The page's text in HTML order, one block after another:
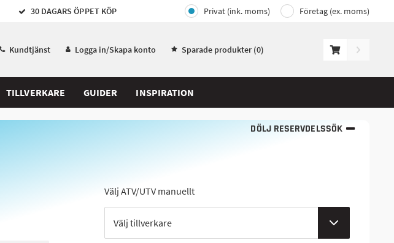
30 DAGARS ÖPPET KÖP Privat (ink. moms) Företag (ex. moms)
Kundtjänst Logga in/Skapa konto Sparade produkter (0)
TILLVERKARE GUIDER INSPIRATION
DÖLJ RESERVDELSSÖK
Välj ATV/UTV manuellt